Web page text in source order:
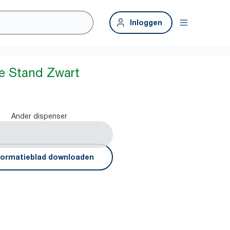
Inloggen
Stand Zwart
Ander dispenser
downloaden